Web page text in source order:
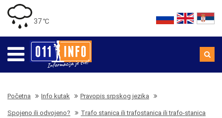
37 ℃
Početna Info kutak Pravopis srpskog jezika
Spojeno ili odvojeno? Trafo stanica ili trafostanica ili trafo-stanica